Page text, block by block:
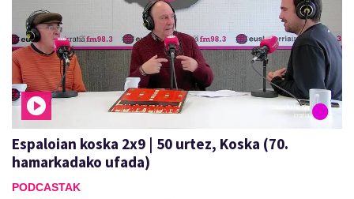
Espaloian koska 2x9 | 50 urtez, Koska (70.
hamarkadako ufada)
PODCASTAK